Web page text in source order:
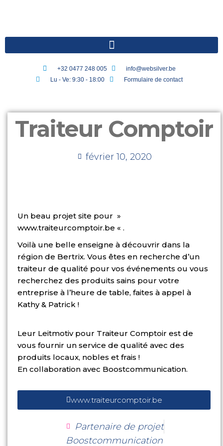
+32 0477 248 005
info@websilver.be
Lu - Ve: 9:30 - 18:00
Formulaire de contact
Traiteur Comptoir
février 10, 2020
Un beau projet site pour »
www.traiteurcomptoir.be « .
Voilà une belle enseigne à découvrir dans la
région de Bertrix. Vous êtes en recherche d’un
traiteur de qualité pour vos événements ou vous
recherchez des produits sains pour votre
entreprise à l’heure de table, faites à appel à
Kathy & Patrick !
Leur Leitmotiv pour Traiteur Comptoir est de
vous fournir un service de qualité avec des
produits locaux, nobles et frais !
En collaboration avec Boostcommunication.
www.traiteurcomptoir.be
Partenaire de projet
Boostcommunication